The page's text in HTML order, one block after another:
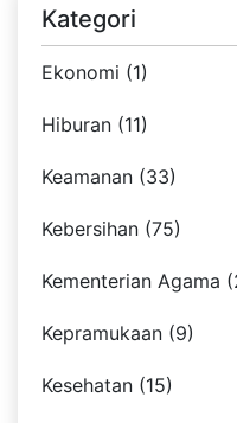
Kategori
Ekonomi (1)
Hiburan (11)
Keamanan (33)
Kebersihan (75)
Kementerian Agama
Kepramukaan (9)
Kesehatan (15)